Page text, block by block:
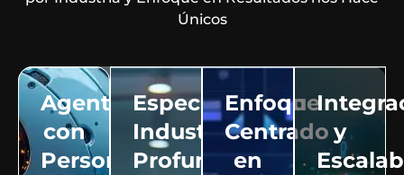
Únicos
Agentes
con
Personalidad:
Especialización
Industrial
Profunda:
Enfoque
Centrado
en
y